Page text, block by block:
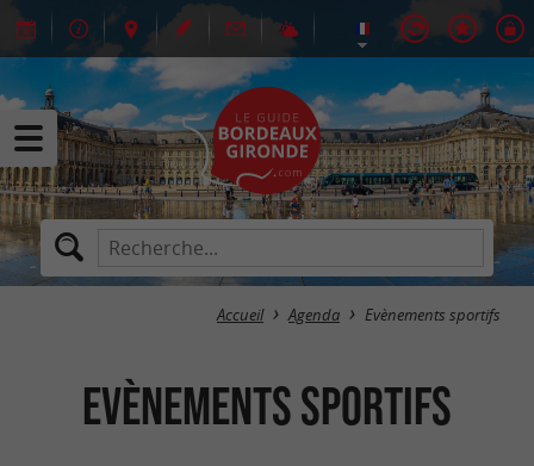
Accueil Agenda Evènements sportifs
Evènements sportifs